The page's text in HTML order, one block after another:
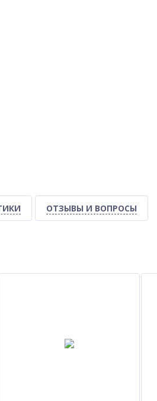
ОТЗЫВЫ И ВОПРОСЫ